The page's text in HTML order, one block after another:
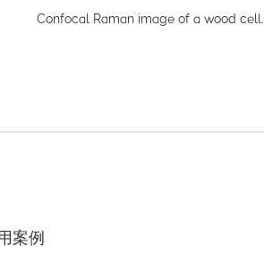
Confocal Raman image of a wood cell.
案例